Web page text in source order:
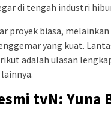
di tengah industri
proyek biasa,
yang kuat.
adalah ulasan
tvN: Yuna